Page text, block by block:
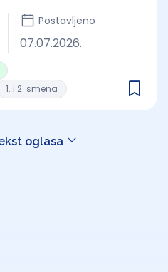
Postavljeno
07.07.2026.
1. i 2. smena
oglasa